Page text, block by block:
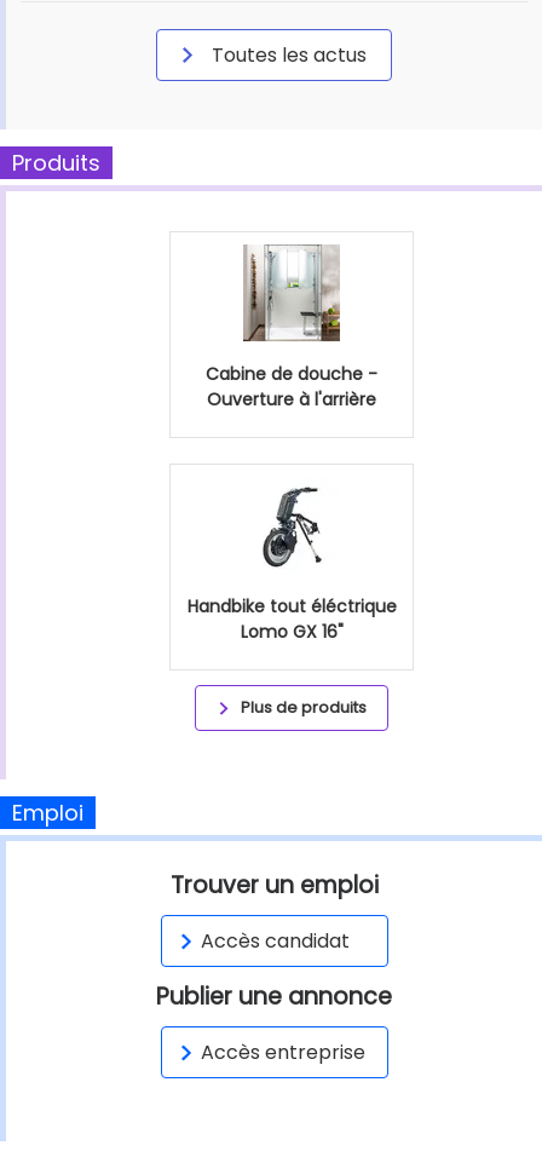
Toutes les actus
Produits
Cabine de douche -
Ouverture à l'arrière
Handbike tout éléctrique
Lomo GX 16"
Plus de produits
Emploi
Trouver un emploi
Accès candidat
Publier une annonce
Accès entreprise